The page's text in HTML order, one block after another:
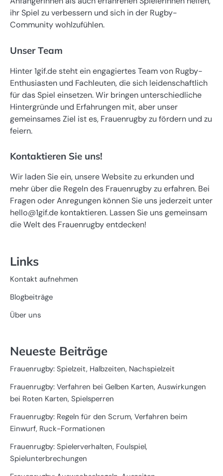
ihr Spiel zu verbessern und sich in der Rugby-
Community wohlzufühlen.
Unser Team
Hinter 1gif.de steht ein engagiertes Team von Rugby-
Enthusiasten und Fachleuten, die sich leidenschaftlich
für das Spiel einsetzen. Wir bringen unterschiedliche
Hintergründe und Erfahrungen mit, aber unser
gemeinsames Ziel ist es, Frauenrugby zu fördern und zu
feiern.
Kontaktieren Sie uns!
Wir laden Sie ein, unsere Website zu erkunden und
mehr über die Regeln des Frauenrugby zu erfahren. Bei
Fragen oder Anregungen können Sie uns jederzeit unter
hello@1gif.de kontaktieren. Lassen Sie uns gemeinsam
die Welt des Frauenrugby entdecken!
Links
Kontakt aufnehmen
Blogbeiträge
Über uns
Neueste Beiträge
Frauenrugby: Spielzeit, Halbzeiten, Nachspielzeit
Frauenrugby: Verfahren bei Gelben Karten, Auswirkungen
bei Roten Karten, Spielsperren
Frauenrugby: Regeln für den Scrum, Verfahren beim
Einwurf, Ruck-Formationen
Frauenrugby: Spielerverhalten, Foulspiel,
Spielunterbrechungen